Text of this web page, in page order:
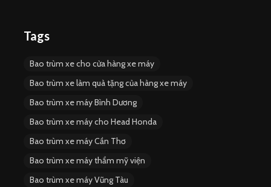
Tags
Bao trùm xe cho cửa hàng xe máy
Bao trùm xe làm quà tặng của hàng xe máy
Bao trùm xe máy Bình Dương
Bao trùm xe máy cho Head Honda
Bao trùm xe máy Cần Thơ
Bao trùm xe máy thẩm mỹ viện
Bao trùm xe máy Vũng Tàu